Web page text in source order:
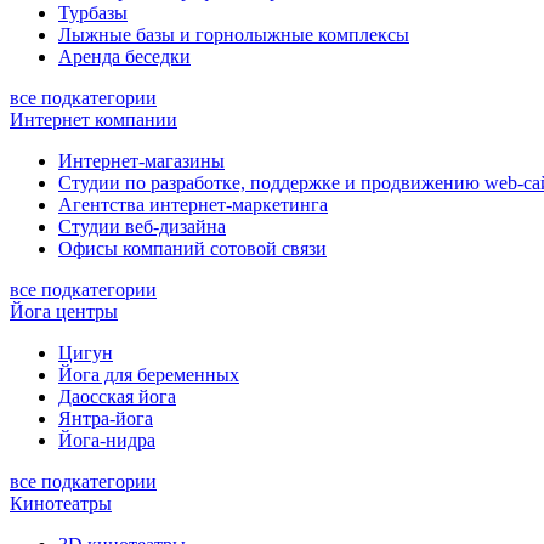
Турбазы
Лыжные базы и горнолыжные комплексы
Аренда беседки
все подкатегории
Интернет компании
Интернет-магазины
Студии по разработке, поддержке и продвижению web-
Агентства интернет-маркетинга
Студии веб-дизайна
Офисы компаний сотовой связи
все подкатегории
Йога центры
Цигун
Йога для беременных
Даосская йога
Янтра-йога
Йога-нидра
все подкатегории
Кинотеатры